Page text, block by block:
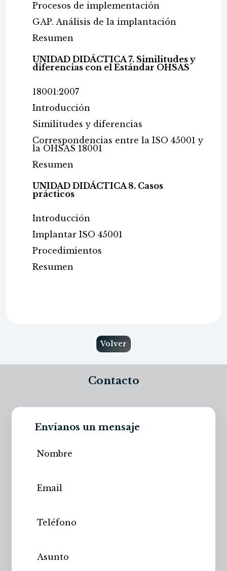
Procesos de implementación
GAP. Análisis de la implantación
Resumen
UNIDAD DIDÁCTICA 7. Similitudes y
diferencias con el Estándar OHSAS
18001:2007
Introducción
Similitudes y diferencias
Correspondencias entre la ISO 45001 y
la OHSAS 18001
Resumen
UNIDAD DIDÁCTICA 8. Casos
prácticos
Introducción
Implantar ISO 45001
Procedimientos
Resumen
Volver
Contacto
Envíanos un mensaje